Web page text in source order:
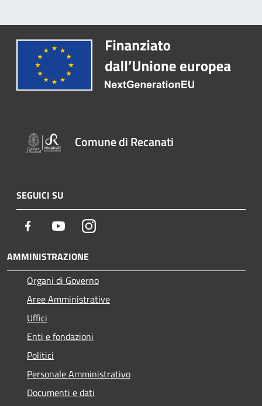
Comune di Recanati
SEGUICI SU
Facebook YoutubeInstagram
AMMINISTRAZIONE
Organi di Governo
Aree Amministrative
Uffici
Enti e fondazioni
Politici
Personale Amministrativo
Documenti e dati